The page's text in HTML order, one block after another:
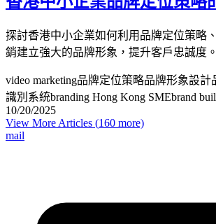
探討香港中小企業如何利用品牌定位策略
銷建立強大的品牌形象，提升客戶忠誠度。
video marketing品牌定位策略品牌形象設計
識別系統branding Hong Kong SMEbrand
10/20/2025
View More Articles (160 more)
mail